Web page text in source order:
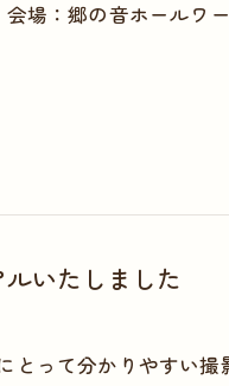
場：郷の音ホールワ
いたしました
とって分かりやすい